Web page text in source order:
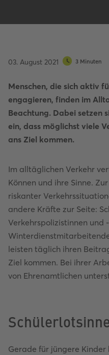
03. August 2021 3 Minuten
Menschen, die sich aktiv
engagieren, finden im
Beachtung. Dabei setzen
ein, dass möglichst viele
ans Ziel kommen.
Im alltäglichen Verkehr
Können und ihre Sinne.
riskanter
andere Kräfte zur Seite:
Verkehrspolizistinnen und
leisten täglich ihren
Ziel kommen. Bei ihrer
von Ehrenamtlichen
Gerade für jüngere Kinder